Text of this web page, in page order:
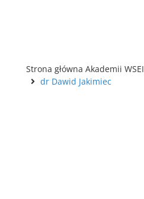
Strona główna Akademii WSEI
dr Dawid Jakimiec